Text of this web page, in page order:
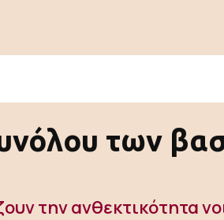
των
την ανθεκτικότητα